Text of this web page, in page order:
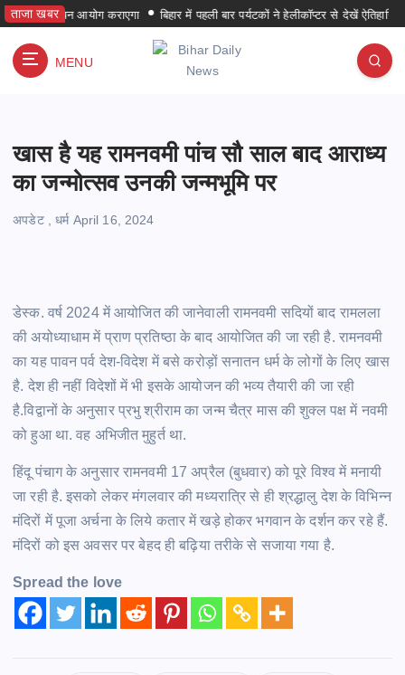
S
k
ताजा खबरआयोग कराएगा बिहार में पहली बार पर्यटकों ने हेलीकॉप्टर से देखें ऐतिहासिक और
MENU
खास है यह रामनवमी पांच सौ साल बाद आराध्य
का जन्मोत्सव उनकी जन्मभूमि पर
अपडेट,धर्म April 16, 2024
डेस्क. वर्ष 2024 में आयोजित की जानेवाली रामनवमी सदियों बाद रामलला
की अयोध्याधाम में प्राण प्रतिष्ठा के बाद आयोजित की जा रही है. रामनवमी
का यह पावन पर्व देश-विदेश में बसे करोड़ों सनातन धर्म के लोगों के लिए खास
है. देश ही नहीं विदेशों में भी इसके आयोजन की भव्य तैयारी की जा रही
है.विद्वानों के अनुसार प्रभु श्रीराम का जन्म चैत्र मास की शुक्ल पक्ष में नवमी
को हुआ था. वह अभिजीत मुहुर्त था.
हिंदू पंचाग के अनुसार रामनवमी 17 अप्रैल (बुधवार) को पूरे विश्व में मनायी
जा रही है. इसको लेकर मंगलवार की मध्यरात्रि से ही श्रद्धालु देश के विभिन्न
मंदिरों में पूजा अर्चना के लिये कतार में खड़े होकर भगवान के दर्शन कर रहे हैं.
मंदिरों को इस अवसर पर बेहद ही बढ़िया तरीके से सजाया गया है.
Spread the love